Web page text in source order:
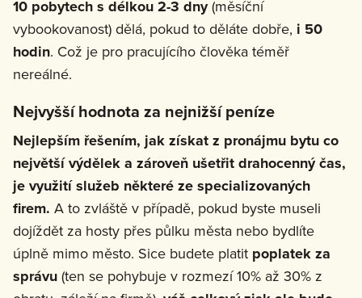
10 pobytech s délkou 2-3 dny(měsíční
vybookovanost) dělá, pokud to děláte dobře, i 50
hodin. Což je pro pracujícího člověka téměř
nereálné.
Nejvyšší hodnota za nejnižší peníze
Nejlepším řešením, jak získat z pronájmu bytu co
největší výdělek a zároveň ušetřit drahocenný čas,
je využití služeb některé ze specializovaných
firem. A to zvláště v případě, pokud byste museli
dojíždět za hosty přes půlku města nebo bydlíte
úplně mimo město. Sice budete platit poplatek za
správu (ten se pohybuje v rozmezí 10% až 30% z